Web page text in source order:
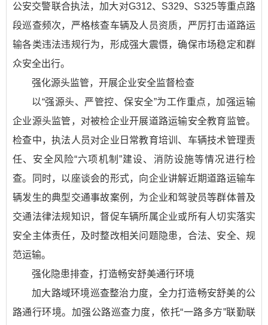
公安交警联合执法，加大对G312、S329、S325等重点路
段巡查频次，严格核查车辆及人员资质，严厉打击道路运
输各类违法违规行为，形成强大震慑，确保市场稳定和群
众安全出行。
强化源头监管，开展企业安全监督检查
以“强源头、严管控、保安全”为工作重点，加强运输
企业源头监管，对被检企业开展道路运输安全教育监管。
检查中，执法人员对企业日常教育培训、车辆技术管理责
任、安全风险“六项机制”建设、消防设施等情况进行检
查。同时，以座谈会的形式，向企业讲解近期道路运输车
辆发生的典型交通事故案例，为企业和驾驶员等群体普及
交通法律法规知识，督促车辆所属企业或所有人切实落实
安全主体责任，及时整改相关问题隐患，合法、安全、规
范运输。
强化隐患排查，打造畅安舒美通行环境
加大路域环境巡查整治力度，全力打造畅安舒美的公
路通行环境。加强公路巡查力度，依托“一路多方”联勤联